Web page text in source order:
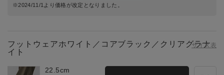
※2024/11/1より価格が改定となりました。
サイズ表
フットウェアホワイト／コアブラック／クリアグラナ
イト
22.5cm